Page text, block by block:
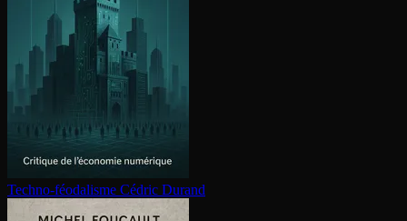
Techno-féodalisme Cédric Durand